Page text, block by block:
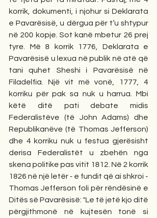
korrik, dokumenti, i njohur si Deklarata
e Pavarësisë, u dërgua për t’u shtypur
në 200 kopje. Sot kanë mbetur 26 prej
tyre. Më 8 korrik 1776, Deklarata e
Pavarësisë u lexua në publik në atë që
tani quhet Sheshi i Pavarësisë në
Filadelfia. Një vit më vonë, 1777, 4
korriku për pak sa nuk u harrua. Mbi
këtë ditë pati debate midis
Federalistëve (të John Adams) dhe
Republikanëve (të Thomas Jefferson)
dhe 4 korriku nuk u festua gjerësisht
derisa Federalistët u zbehën nga
skena politike pas vitit 1812. Në 2 korrik
1826 në një letër - e fundit që ai shkroi -
Thomas Jefferson foli për rëndësinë e
Ditës së Pavarësisë: "Le të jetë kjo ditë
përgjithmonë në kujtesën tonë si